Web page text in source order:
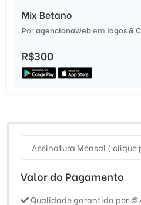
Mix Betano
Poragencianawebem Jogos &
R$300
Assinatura Mensal ( clique
Valor do Pagamento
Qualidade garantida por©